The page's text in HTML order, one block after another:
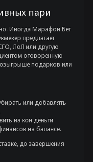
пари
Иногда Марафон Бет
предлагает
ЛоЛ или другую
оговоренную
подарков или
или добавлять
на кон деньги
на балансе.
до завершения